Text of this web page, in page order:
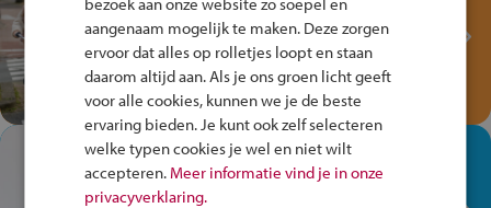
Verkeersspel!
Speel het Fiets Veilig Verkeersspel
en win een Cortina-fiets!
In de winkel ben je op je
plek!
aangenaam mogelijk te maken. Deze zorgen
ervoor dat alles op rolletjes loopt en staan
daarom altijd aan. Als je ons groen licht geeft
voor alle cookies, kunnen we je de beste
ervaring bieden. Je kunt ook zelf selecteren
welke typen cookies je wel en niet wilt
accepteren. Meer informatie vind je in onze
privacyverklaring.